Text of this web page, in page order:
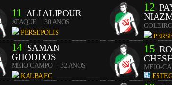
11 ALI ALIPOUR
ATAQUE
| 30 ANOS
PERSEPOLIS
12
GOLEIRO
14 SAMAN
GHODDOS
MEIO-CAMPO
| 32 ANOS
KALBA FC
15
MEIO-